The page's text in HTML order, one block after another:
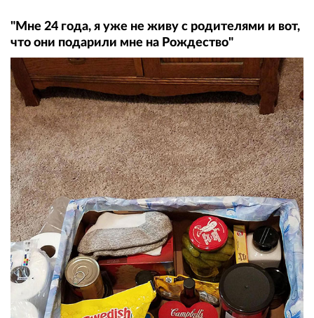
"Мне 24 года, я уже не живу с родителями и вот,
что они подарили мне на Рождество"